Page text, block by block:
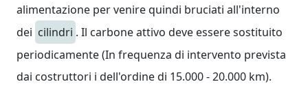
alimentazione per venire quindi bruciati all'interno
dei cilindri . Il carbone attivo deve essere sostituito
periodicamente (In frequenza di intervento prevista
dai costruttori i dell'ordine di 15.000 - 20.000 km).